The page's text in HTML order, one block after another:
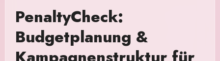
PenaltyCheck:
Budgetplanung &